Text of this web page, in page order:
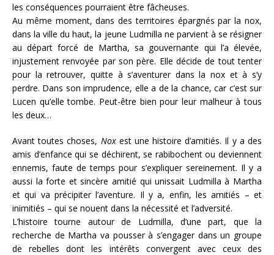
les conséquences pourraient être fâcheuses.
Au même moment, dans des territoires épargnés par la nox,
dans la ville du haut, la jeune Ludmilla ne parvient à se résigner
au départ forcé de Martha, sa gouvernante qui l’a élevée,
injustement renvoyée par son père. Elle décide de tout tenter
pour la retrouver, quitte à s’aventurer dans la nox et à s’y
perdre. Dans son imprudence, elle a de la chance, car c’est sur
Lucen qu’elle tombe. Peut-être bien pour leur malheur à tous
les deux…
Avant toutes choses, Nox est une histoire d’amitiés. Il y a des
amis d’enfance qui se déchirent, se rabibochent ou deviennent
ennemis, faute de temps pour s’expliquer sereinement. Il y a
aussi la forte et sincère amitié qui unissait Ludmilla à Martha
et qui va précipiter l’aventure. Il y a, enfin, les amitiés – et
inimitiés – qui se nouent dans la nécessité et l’adversité.
L’histoire tourne autour de Ludmilla, d’une part, que la
recherche de Martha va pousser à s’engager dans un groupe
de rebelles dont les intérêts convergent avec ceux des